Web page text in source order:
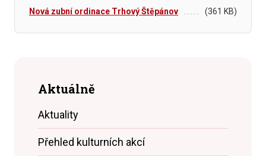
Nová zubní ordinace Trhový Štěpánov (361 KB)
Aktuálně
Aktuality
Přehled kulturních akcí